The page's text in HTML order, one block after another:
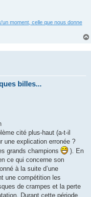
moment, celle que nous donne
billes...
cité plus-haut (a-t-il
une explication erronée ?
grands champions
). En
ce qui concerne son
à la suite d’une
une compétition les
de crampes et la perte
Durant cette période